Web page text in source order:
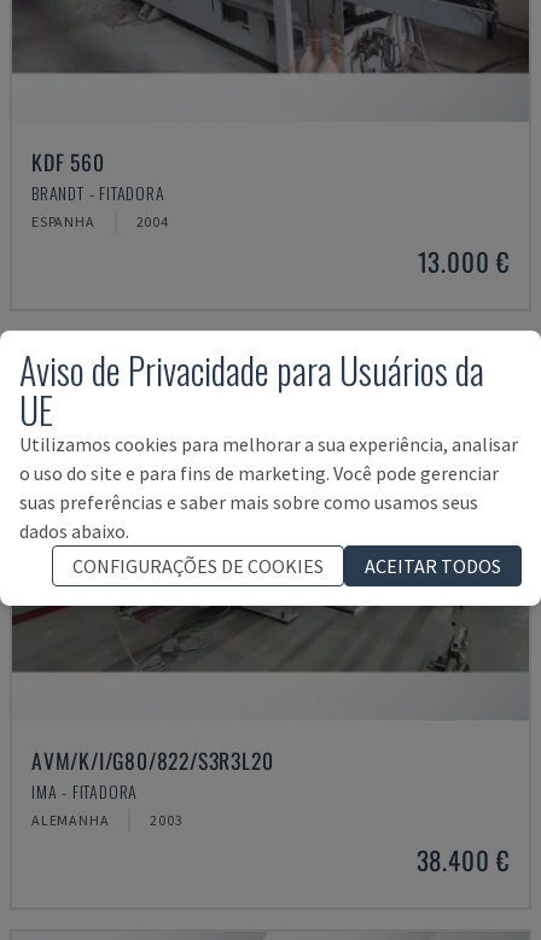
KDF 560
BRANDT - FITADORA
ESPANHA 2004
13.000 €
AVM/K/I/G80/822/S3R3L20
IMA - FITADORA
ALEMANHA 2003
38.400 €
Aviso de Privacidade para Usuários da
UE
Utilizamos cookies para melhorar a sua experiência, analisar
o uso do site e para fins de marketing. Você pode gerenciar
suas preferências e saber mais sobre como usamos seus
dados abaixo.
CONFIGURAÇÕES DE COOKIES
ACEITAR TODOS